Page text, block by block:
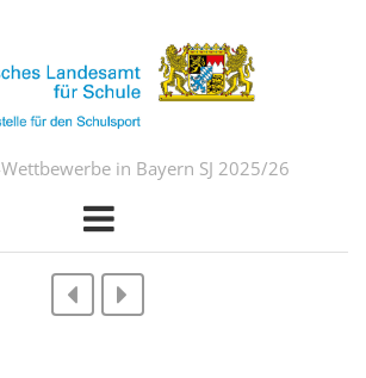
in Bayern SJ 2025/26